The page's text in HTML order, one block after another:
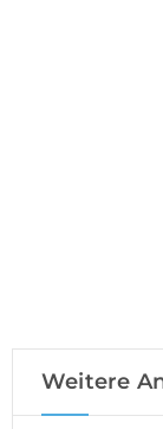
Weitere